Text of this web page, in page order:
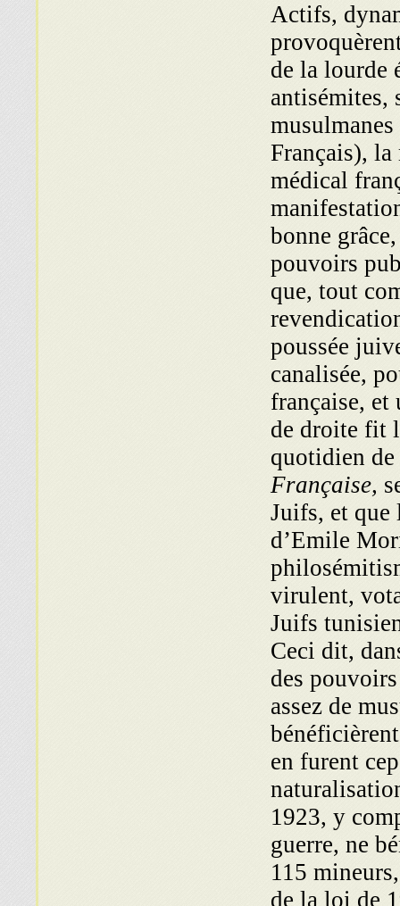
Actifs,
de la lourde
antisémites,
Français), la
médical
bonne
pouvoirs
que, tout
poussée
canalisée,
française, et
de droite fit
quotidien
Française,
Juifs, et que
d’Emile
virulent,
Juifs
Ceci dit,
des
assez de
en furent
1923, y
guerre, ne
115
de la loi de